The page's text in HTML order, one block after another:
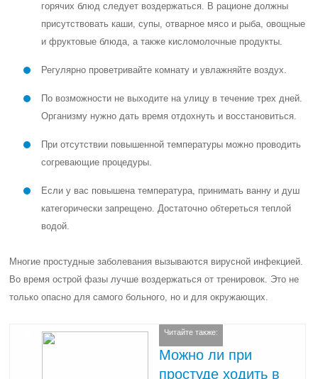
горячих блюд следует воздержаться. В рационе должны
присутствовать каши, супы, отварное мясо и рыба, овощные
и фруктовые блюда, а также кисломолочные продукты.
Регулярно проветривайте комнату и увлажняйте воздух.
По возможности не выходите на улицу в течение трех дней.
Организму нужно дать время отдохнуть и восстановиться.
При отсутствии повышенной температуры можно проводить
согревающие процедуры.
Если у вас повышена температура, принимать ванну и душ
категорически запрещено. Достаточно обтереться теплой
водой.
Многие простудные заболевания вызываются вирусной инфекцией.
Во время острой фазы лучше воздержаться от тренировок. Это не
только опасно для самого больного, но и для окружающих.
Читайте также:
Можно ли при
простуде ходить в